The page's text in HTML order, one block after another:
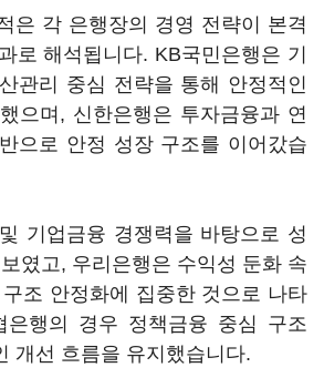
은 각 은행장의 경영 전략이 본격
로 해석됩니다. KB국민은행은 기
관리 중심 전략을 통해 안정적인
으며, 신한은행은 투자금융과 연
으로 안정 성장 구조를 이어갔습
기업금융 경쟁력을 바탕으로 성
였고, 우리은행은 수익성 둔화 속
조 안정화에 집중한 것으로 나타
은행의 경우 정책금융 중심 구조
개선 흐름을 유지했습니다.